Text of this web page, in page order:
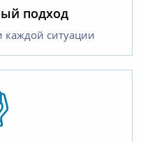
подход
ситуации